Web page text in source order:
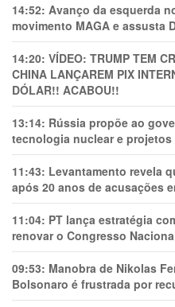
14:52: Avanço da esquerda
movimento MAGA e assusta
14:20: VÍDEO: TRUMP TEM
CHINA LANÇAREM PIX
DÓLAR!! ACABOU!!
13:14: Rússia propõe ao
tecnologia nuclear e projetos
11:43: Levantamento revela
após 20 anos de acusações
11:04: PT lança estratégia
renovar o Congresso
09:53: Manobra de Nikolas
Bolsonaro é frustrada por